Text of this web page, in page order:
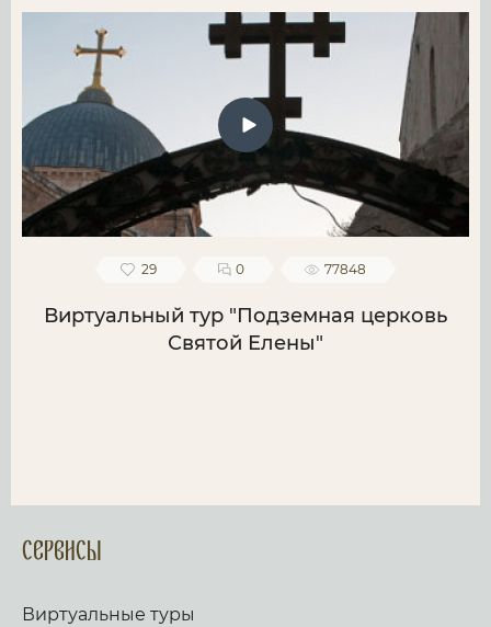
29 0 77848
Виртуальный тур "Подземная церковь
Святой Елены"
Сервисы
Виртуальные туры